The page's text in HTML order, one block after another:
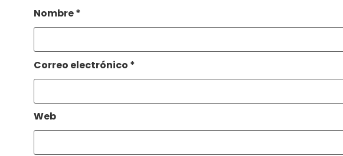
Nombre*
Correo electrónico *
Web